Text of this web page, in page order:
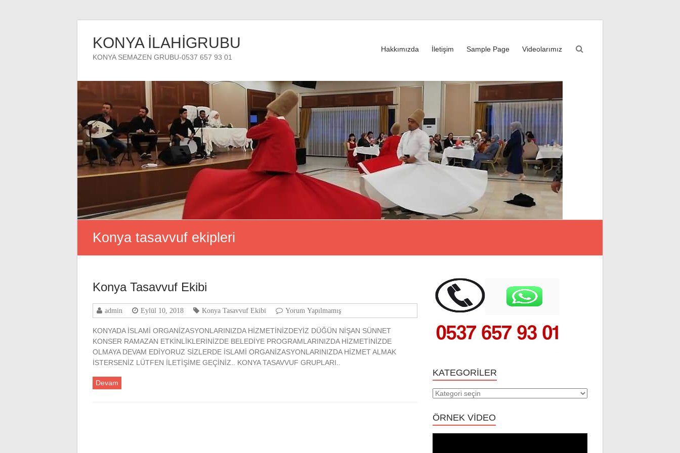
contentKONYA İLAHİGRUBU
KONYA SEMAZEN GRUBU-0537 657 93 01
Hakkımızda İletişim Sample Page Videolarımız
Konya tasavvuf ekipleri
Konya Tasavvuf Ekibi
admin Eylül 10, 2018 Konya Tasavvuf Ekibi Yorum Yapılmamış
KONYADA İSLAMİ ORGANİZASYONLARINIZDA HİZMETİNİZDEYİZ DÜĞÜN NİŞAN SÜNNET
KONSER RAMAZAN ETKİNLİKLERİNİZDE BELEDİYE PROGRAMLARINIZDA HİZMETİNİZDE
OLMAYA DEVAM EDİYORUZ SİZLERDE İSLAMİ ORGANİZASYONLARINIZDA HİZMET ALMAK
İSTERSENİZ LÜTFEN İLETİŞİME GEÇİNİZ.. KONYA TASAVVUF GRUPLARI..
Devam
KATEGORILER
Kategoriler
ÖRNEK VİDEO